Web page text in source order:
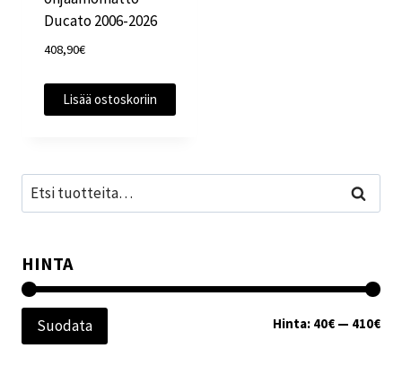
Ducato 2006-2026
408,90€
Lisää ostoskoriin
Etsi: Haku
HINTA
Suodata Hinta: 40€ — 410€